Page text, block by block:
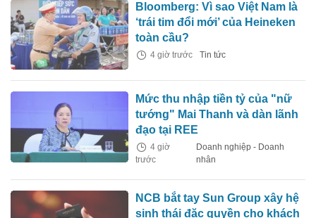
Bloomberg: Vì sao Việt Nam là
‘trái tim đổi mới’ của Heineken
toàn cầu?
4 giờ trước Tin tức
Mức thu nhập tiền tỷ của "nữ
tướng" Mai Thanh và dàn lãnh
đạo tại REE
4 giờ
trước
Doanh nghiệp - Doanh
nhân
NCB bắt tay Sun Group xây hệ
sinh thái đặc quyền cho khách